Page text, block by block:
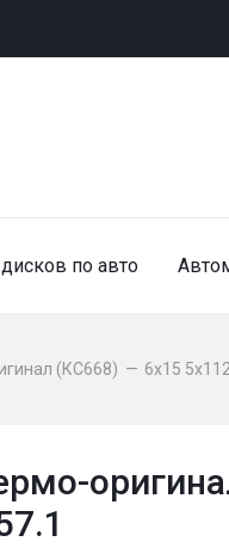
по авто
(КС668) — 6x15